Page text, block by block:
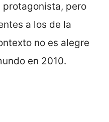
protagonista, pero
a los de la
no es alegre
en 2010.